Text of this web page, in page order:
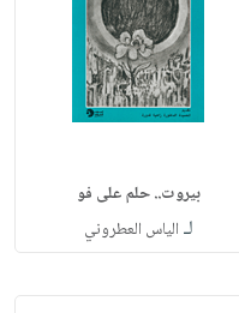
بيروت.. حلم على فو
لـ الياس العطروني